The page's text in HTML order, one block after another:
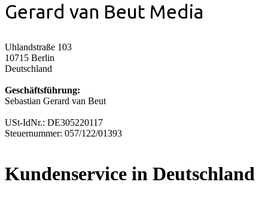
Gerard van Beut Media
Uhlandstraße 103
10715 Berlin
Deutschland
Geschäftsführung:
Sebastian Gerard van Beut
USt-IdNr.: DE305220117
Steuernummer: 057/122/01393
Kundenservice in Deutschland